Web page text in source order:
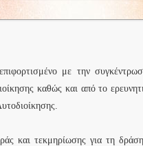
με την
καθώς και από το
και τεκμηρίωσης για τη